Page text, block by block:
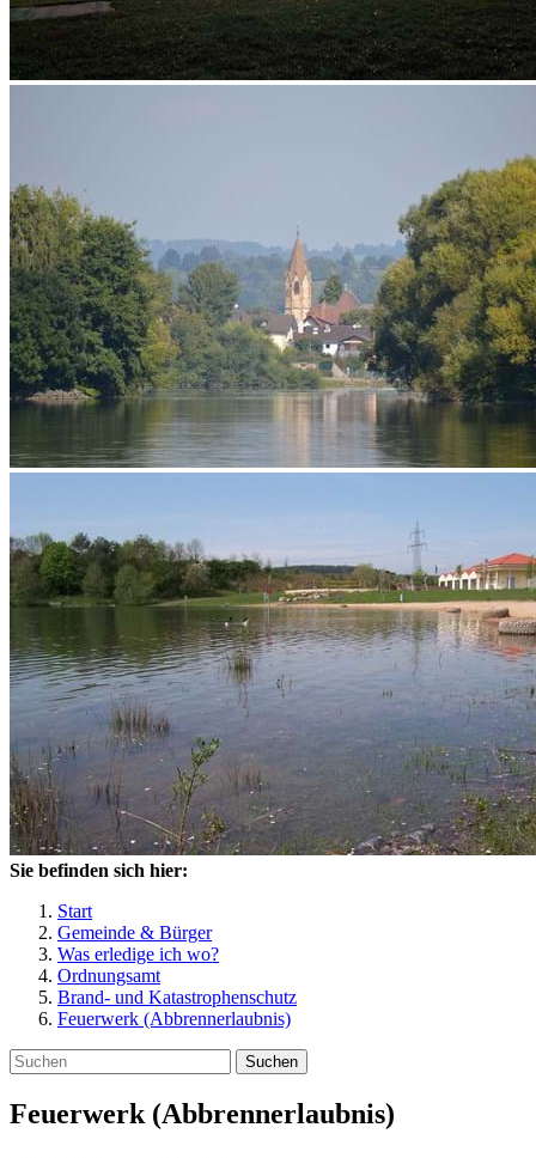
Sie befinden sich hier:
Start
Gemeinde & Bürger
Was erledige ich wo?
Ordnungsamt
Brand- und Katastrophenschutz
Feuerwerk (Abbrennerlaubnis)
Suchen
Feuerwerk (Abbrennerlaubnis)